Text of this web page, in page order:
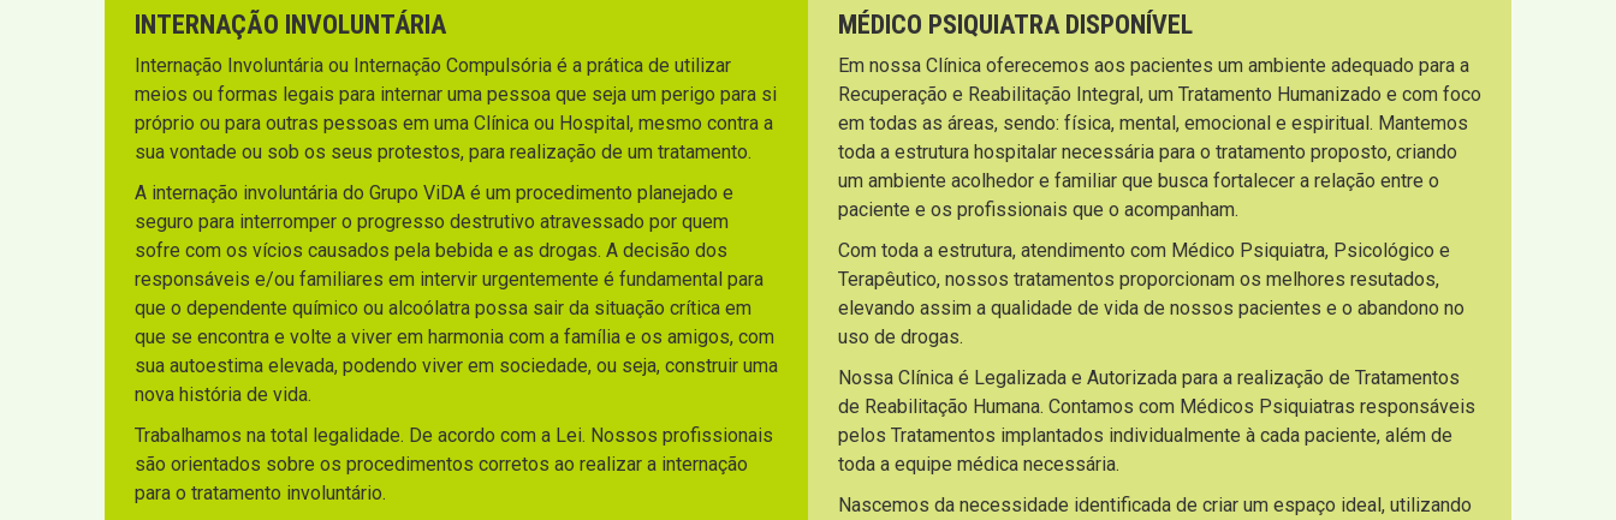
INTERNAÇÃO INVOLUNTÁRIA
Internação Involuntária ou Internação Compulsória é a prática de utilizar
meios ou formas legais para internar uma pessoa que seja um perigo para si
próprio ou para outras pessoas em uma Clínica ou Hospital, mesmo contra a
sua vontade ou sob os seus protestos, para realização de um tratamento.
A internação involuntária do Grupo ViDA é um procedimento planejado e
seguro para interromper o progresso destrutivo atravessado por quem
sofre com os vícios causados pela bebida e as drogas. A decisão dos
responsáveis e/ou familiares em intervir urgentemente é fundamental para
que o dependente químico ou alcoólatra possa sair da situação crítica em
que se encontra e volte a viver em harmonia com a família e os amigos, com
sua autoestima elevada, podendo viver em sociedade, ou seja, construir uma
nova história de vida.
Trabalhamos na total legalidade. De acordo com a Lei. Nossos profissionais
são orientados sobre os procedimentos corretos ao realizar a internação
para o tratamento involuntário.
MÉDICO PSIQUIATRA DISPONÍVEL
Em nossa Clínica oferecemos aos pacientes um ambiente adequado para a
Recuperação e Reabilitação Integral, um Tratamento Humanizado e com foco
em todas as áreas, sendo: física, mental, emocional e espiritual. Mantemos
toda a estrutura hospitalar necessária para o tratamento proposto, criando
um ambiente acolhedor e familiar que busca fortalecer a relação entre o
paciente e os profissionais que o acompanham.
Com toda a estrutura, atendimento com Médico Psiquiatra, Psicológico e
Terapêutico, nossos tratamentos proporcionam os melhores resutados,
elevando assim a qualidade de vida de nossos pacientes e o abandono no
uso de drogas.
Nossa Clínica é Legalizada e Autorizada para a realização de Tratamentos
de Reabilitação Humana. Contamos com Médicos Psiquiatras responsáveis
pelos Tratamentos implantados individualmente à cada paciente, além de
toda a equipe médica necessária.
Nascemos da necessidade identificada de criar um espaço ideal, utilizando